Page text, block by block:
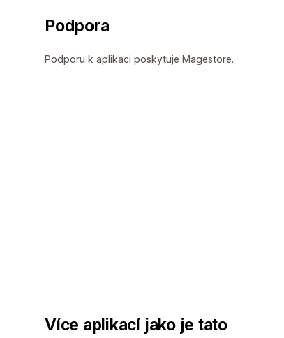
Podpora
Podporu k aplikaci poskytuje Magestore.
Více aplikací jako je tato